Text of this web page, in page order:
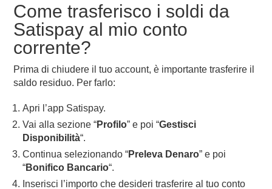
Come trasferisco i soldi da
Satispay al mio conto
corrente?
Prima di chiudere il tuo account, è importante trasferire il
saldo residuo. Per farlo:
Apri l’app Satispay.
Vai alla sezione “Profilo” e poi “Gestisci
Disponibilità“.
Continua selezionando “Preleva Denaro” e poi
“Bonifico Bancario“.
Inserisci l’importo che desideri trasferire al tuo conto